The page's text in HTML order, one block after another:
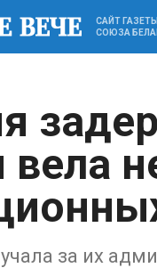
САЙТ
СОЮЗА
вела
за их